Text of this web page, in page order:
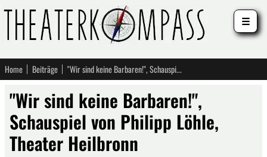
Home Beiträge "Wir sind keine Barbaren!", Schauspiel von Philipp Löhle, Theater Heilbronn
"Wir sind keine Barbaren!",
Schauspiel von Philipp Löhle,
Theater Heilbronn
☰